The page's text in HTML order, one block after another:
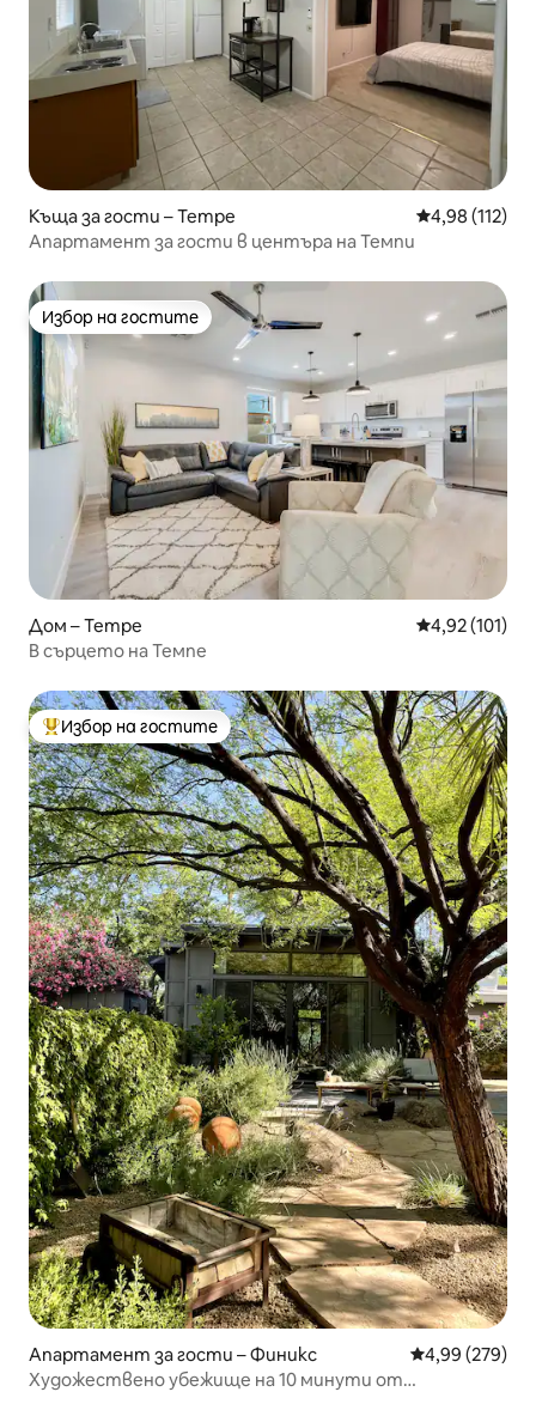
Къща за гости – Tempe Средна
4,98 (112)
Апартамент за гости в центъра на Темпи
Избор на гостите
Избор на гостите
Дом – Tempe Средна
4,92 (101)
В сърцето на Темпе
Най-популярен избор на гостите
Избор на гостите
Апартамент за гости – Финикс Средна
4,99 (279)
Художествено убежище на 10 минути от